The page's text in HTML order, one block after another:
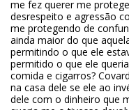
me fez querer me
desrespeito e agressão
me protegendo de
ainda maior do que
permitindo o que ele
permitido o que ele
comida e cigarros?
na casa dele se ele ao
dele com o dinheiro que